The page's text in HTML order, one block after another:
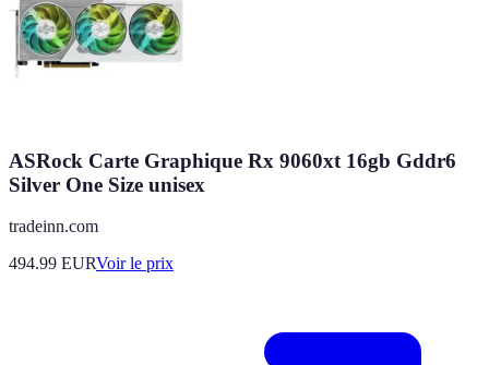
ASRock Carte Graphique Rx 9060xt 16gb Gddr6
Silver One Size unisex
tradeinn.com
494.99 EURVoir le prix